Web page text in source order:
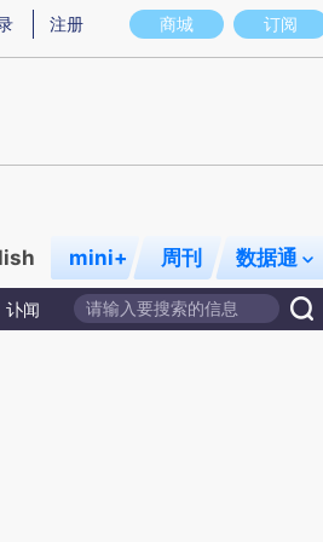
意图存在偏差。不代表财新观点和立场。推荐
商城 订阅
注册
mini+ 周刊 数据通
讣闻